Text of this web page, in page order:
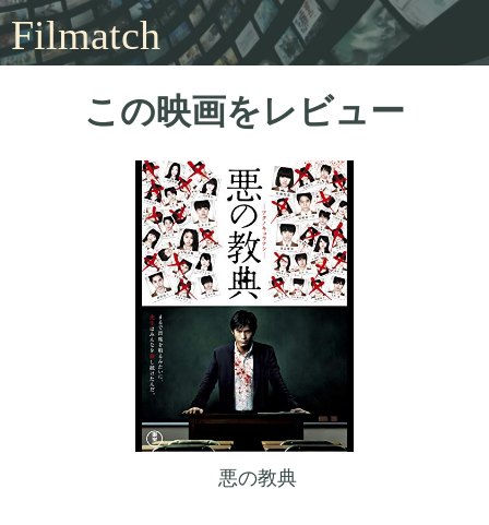
Filmatch
この映画をレビュー
悪の教典